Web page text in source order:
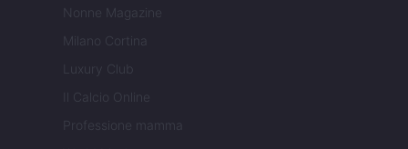
Nonne Magazine
Milano Cortina
Luxury Club
Il Calcio Online
Professione mamma